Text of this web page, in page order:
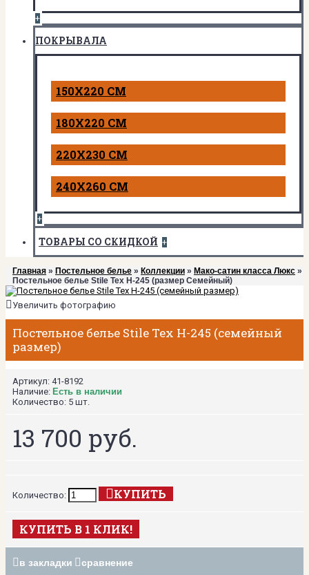
+
ПОКРЫВАЛА
150Х220 СМ
180Х220 СМ
220Х230 СМ
240Х260 СМ
+
ТОВАРЫ СО СКИДКОЙ +
Главная » Постельное белье » Коллекции » Мако-сатин класса Люкс »
Постельное белье Stile Tex H-245 (размер Семейный)
Увеличить фотографию
Постельное белье Stile Tex H-245 (семейный
размер)
Артикул: 41-8192
Наличие: Есть в наличии
Количество: 5 шт.
13 700 руб.
Количество: КУПИТЬ
КУПИТЬ В 1 КЛИК!
в закладки сравнение